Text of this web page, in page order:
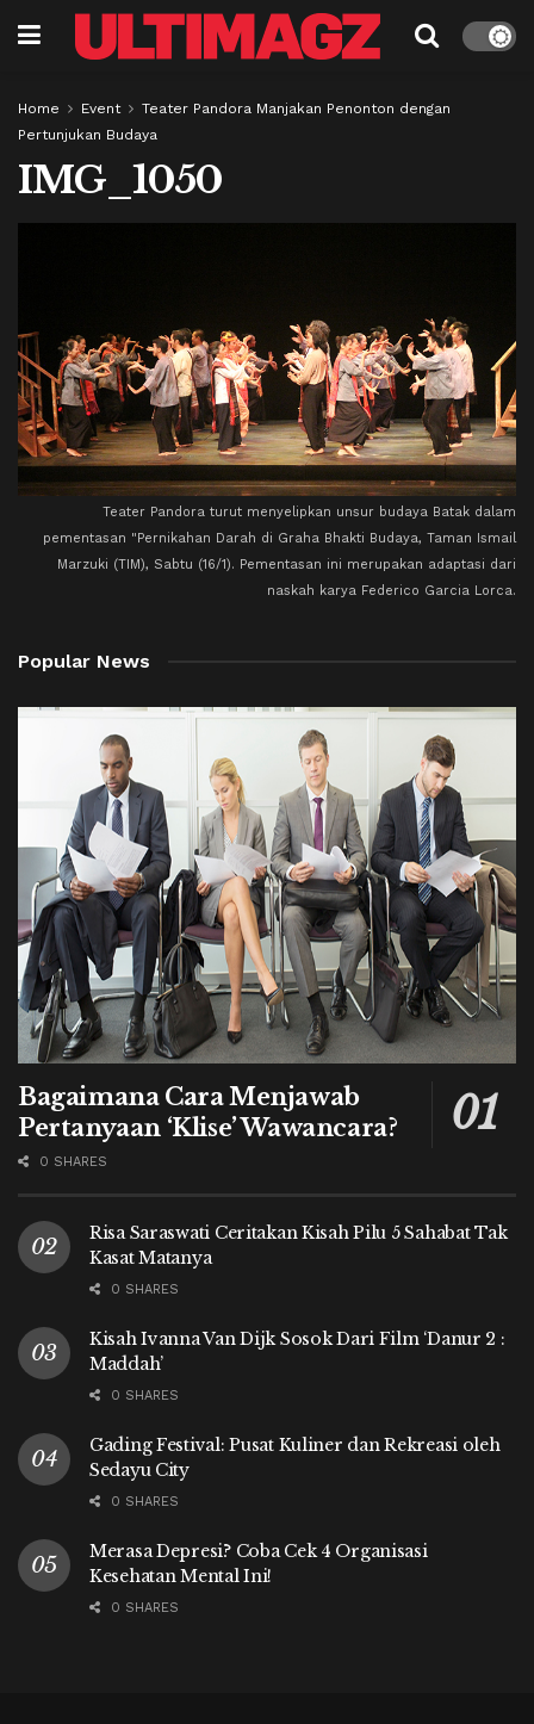
Home Event
Teater Pandora Manjakan Penonton dengan
Pertunjukan Budaya
IMG_1050
Teater Pandora turut menyelipkan unsur budaya Batak dalam
pementasan "Pernikahan Darah di Graha Bhakti Budaya, Taman Ismail
Marzuki (TIM), Sabtu (16/1). Pementasan ini merupakan adaptasi dari
naskah karya Federico Garcia Lorca.
Popular News
Bagaimana Cara Menjawab
Pertanyaan ‘Klise’ Wawancara?
0 SHARES
Risa Saraswati Ceritakan Kisah Pilu 5 Sahabat Tak
Kasat Matanya
0 SHARES
Kisah Ivanna Van Dijk Sosok Dari Film ‘Danur 2 :
Maddah’
0 SHARES
Gading Festival: Pusat Kuliner dan Rekreasi oleh
Sedayu City
0 SHARES
Merasa Depresi? Coba Cek 4 Organisasi
Kesehatan Mental Ini!
0 SHARES